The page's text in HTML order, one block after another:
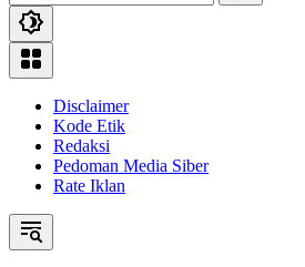
Disclaimer
Kode Etik
Redaksi
Pedoman Media Siber
Rate Iklan